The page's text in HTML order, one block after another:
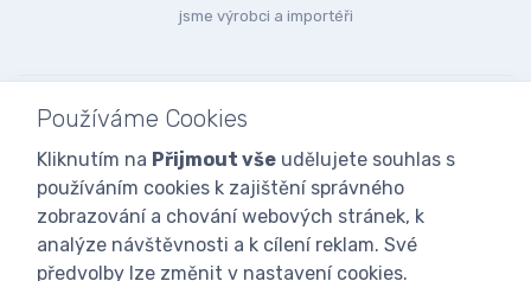
jsme výrobci a importéři
Používáme Cookies
Kliknutím na Přijmout vše udělujete souhlas s
používáním cookies k zajištění správného
zobrazování a chování webových stránek, k
analýze návštěvnosti a k cílení reklam. Své
předvolby lze změnit v nastavení cookies.